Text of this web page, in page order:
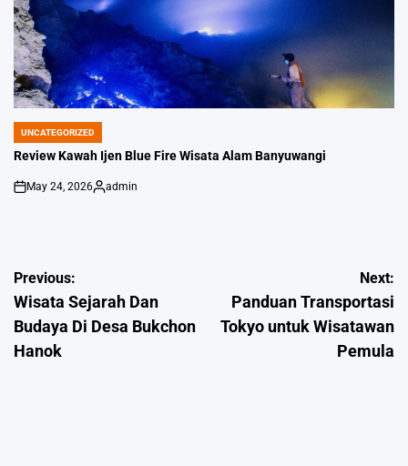
POSTED
IN
UNCATEGORIZED
Review Kawah Ijen Blue Fire Wisata Alam Banyuwangi
on
May 24, 2026
Posted
admin
Post
navigation
Previous:
Wisata Sejarah Dan
Budaya Di Desa Bukchon
Hanok
Next:
Panduan Transportasi
Tokyo untuk Wisatawan
Pemula